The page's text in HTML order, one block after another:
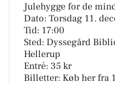
Julehygge for de
Dato: Torsdag 11.
Tid: 17:00
Sted: Dyssegård
Hellerup
Entré: 35 kr
Billetter: Køb her fra